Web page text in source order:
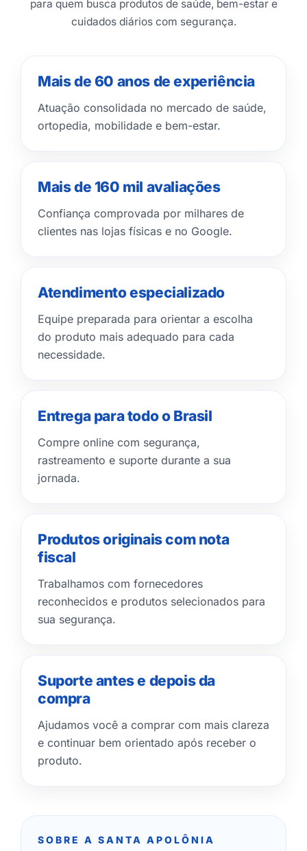
para quem busca produtos de saúde, bem-estar e
cuidados diários com segurança.
Mais de 60 anos de experiência
Atuação consolidada no mercado de saúde,
ortopedia, mobilidade e bem-estar.
Mais de 160 mil avaliações
Confiança comprovada por milhares de
clientes nas lojas físicas e no Google.
Atendimento especializado
Equipe preparada para orientar a escolha
do produto mais adequado para cada
necessidade.
Entrega para todo o Brasil
Compre online com segurança,
rastreamento e suporte durante a sua
jornada.
Produtos originais com nota
fiscal
Trabalhamos com fornecedores
reconhecidos e produtos selecionados para
sua segurança.
Suporte antes e depois da
compra
Ajudamos você a comprar com mais clareza
e continuar bem orientado após receber o
produto.
SOBRE A SANTA APOLÔNIA